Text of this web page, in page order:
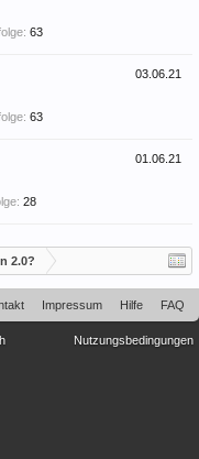
63
03.06.21
63
01.06.21
28
2.0?
Impressum Hilfe FAQ
Nutzungsbedingungen